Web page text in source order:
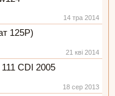
14 тра 2014
125Р)
21 кві 2014
CDI 2005
18 сер 2013